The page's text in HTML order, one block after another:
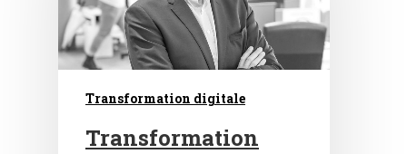
Transformation digitale
Transformation